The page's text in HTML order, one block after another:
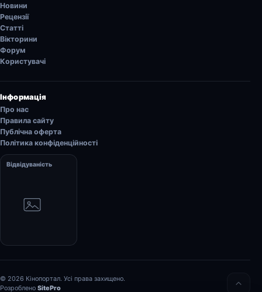
Новини
Рецензії
Статті
Вікторини
Форум
Користувачі
Інформація
Про нас
Правила сайту
Публічна оферта
Політика конфіденційності
Відвідуваність
© 2026 Кінопортал. Усі права захищено.
Розроблено SitePro